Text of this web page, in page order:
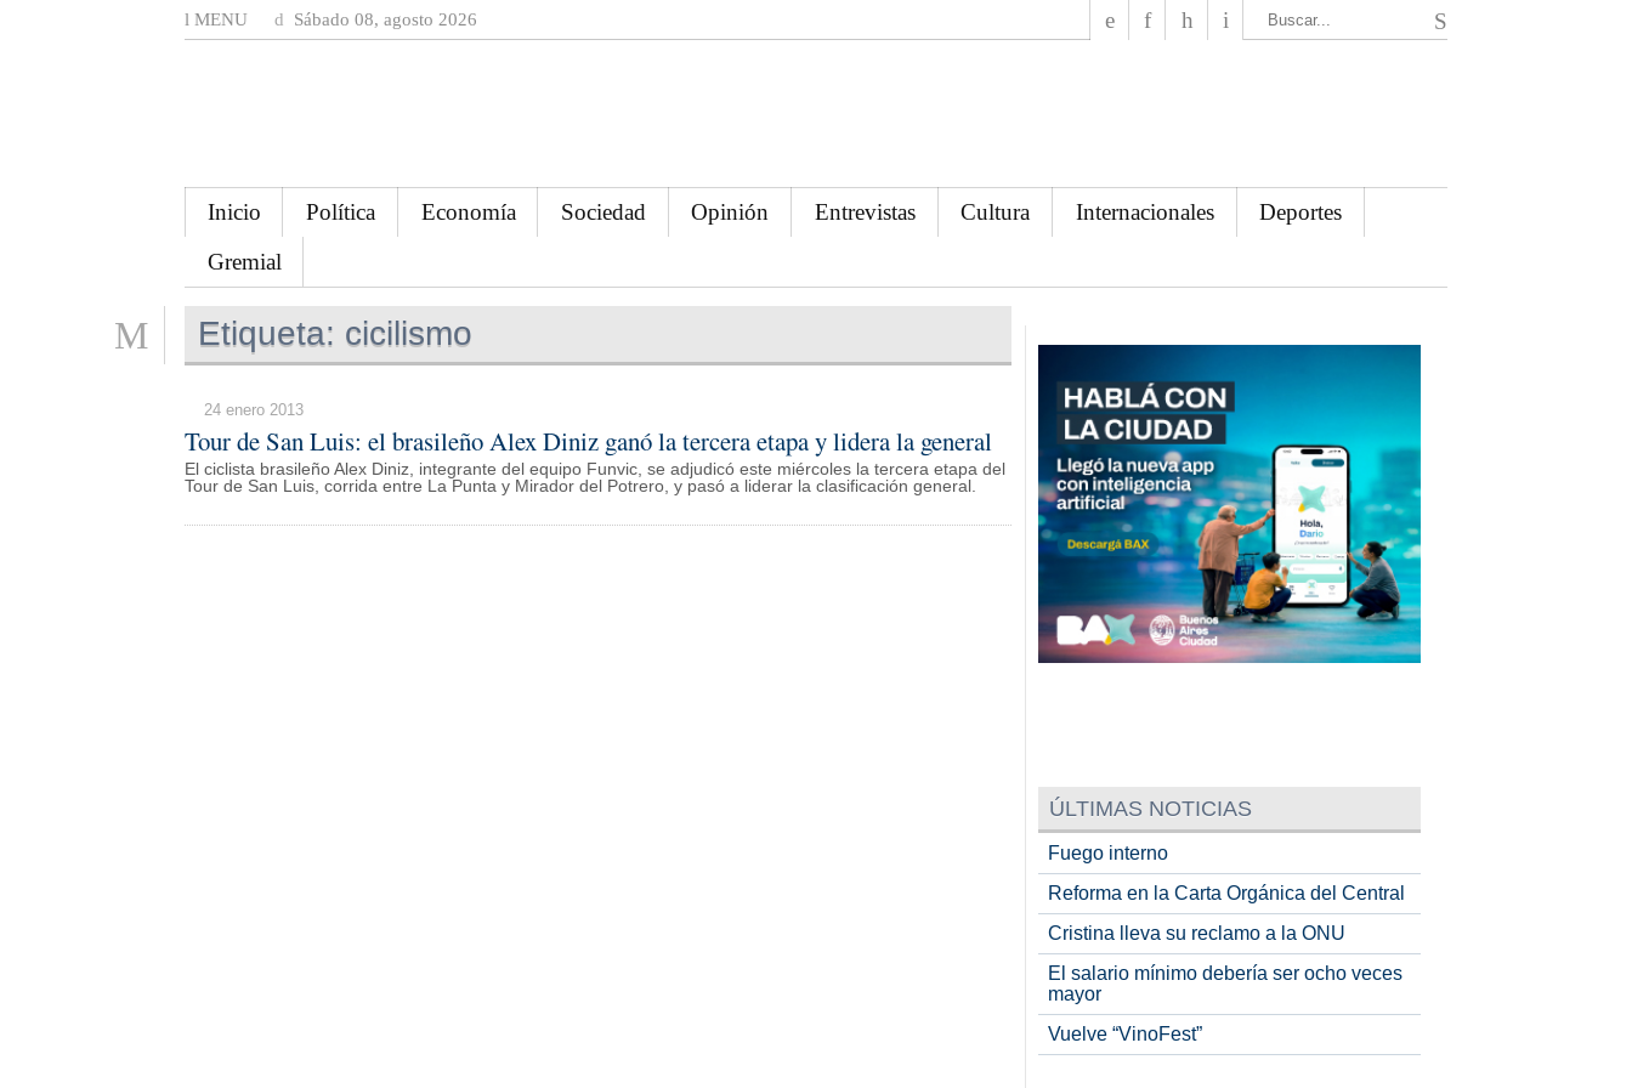
MENU Sábado 08, agosto 2026
Inicio Política Economía Sociedad Opinión Entrevistas Cultura Internacionales
Deportes
Gremial
Etiqueta: cicilismo
24 enero 2013
Tour de San Luis: el brasileño Alex Diniz ganó la tercera etapa y lidera la general
El ciclista brasileño Alex Diniz, integrante del equipo Funvic, se adjudicó este miércoles la tercera etapa del
Tour de San Luis, corrida entre La Punta y Mirador del Potrero, y pasó a liderar la clasificación general.
ÚLTIMAS NOTICIAS
Fuego interno
Reforma en la Carta Orgánica del Central
Cristina lleva su reclamo a la ONU
El salario mínimo debería ser ocho veces
mayor
Vuelve “VinoFest”